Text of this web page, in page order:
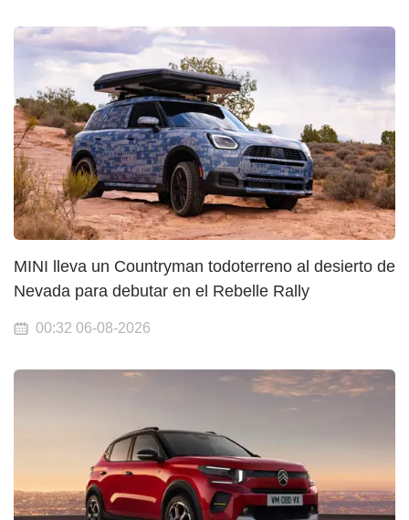
MINI lleva un Countryman todoterreno al desierto de
Nevada para debutar en el Rebelle Rally
00:32 06-08-2026